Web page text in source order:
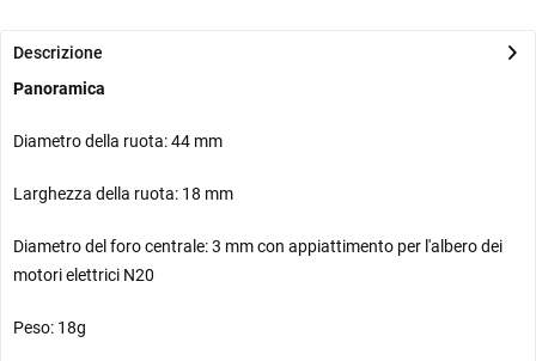
Descrizione
Panoramica
Diametro della ruota: 44 mm
Larghezza della ruota: 18 mm
Diametro del foro centrale: 3 mm con appiattimento per l'albero dei
motori elettrici N20
Peso: 18g